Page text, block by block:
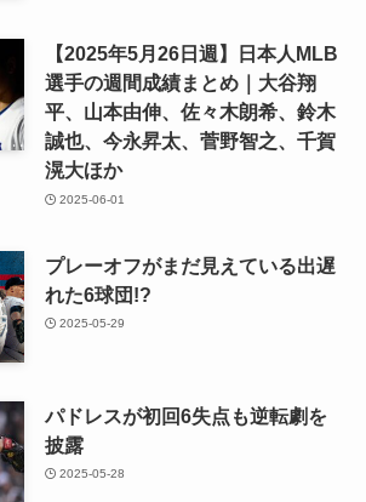
【2025年5月26日週】日本人MLB
選手の週間成績まとめ｜大谷翔
平、山本由伸、佐々木朗希、鈴木
誠也、今永昇太、菅野智之、千賀
滉大ほか
2025-06-01
プレーオフがまだ見えている出遅
れた6球団!?
2025-05-29
パドレスが初回6失点も逆転劇を
披露
2025-05-28